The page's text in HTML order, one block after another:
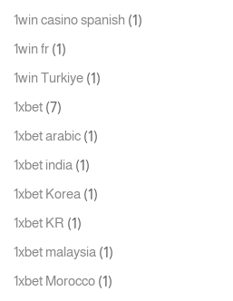
1win casino spanish (1)
1win fr (1)
1win Turkiye (1)
1xbet (7)
1xbet arabic (1)
1xbet india (1)
1xbet Korea (1)
1xbet KR (1)
1xbet malaysia (1)
1xbet Morocco (1)